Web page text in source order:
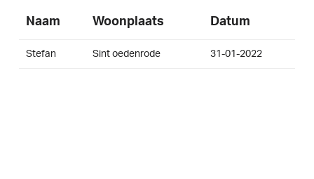
Naam Woonplaats Datum
Stefan Sint oedenrode 31-01-2022